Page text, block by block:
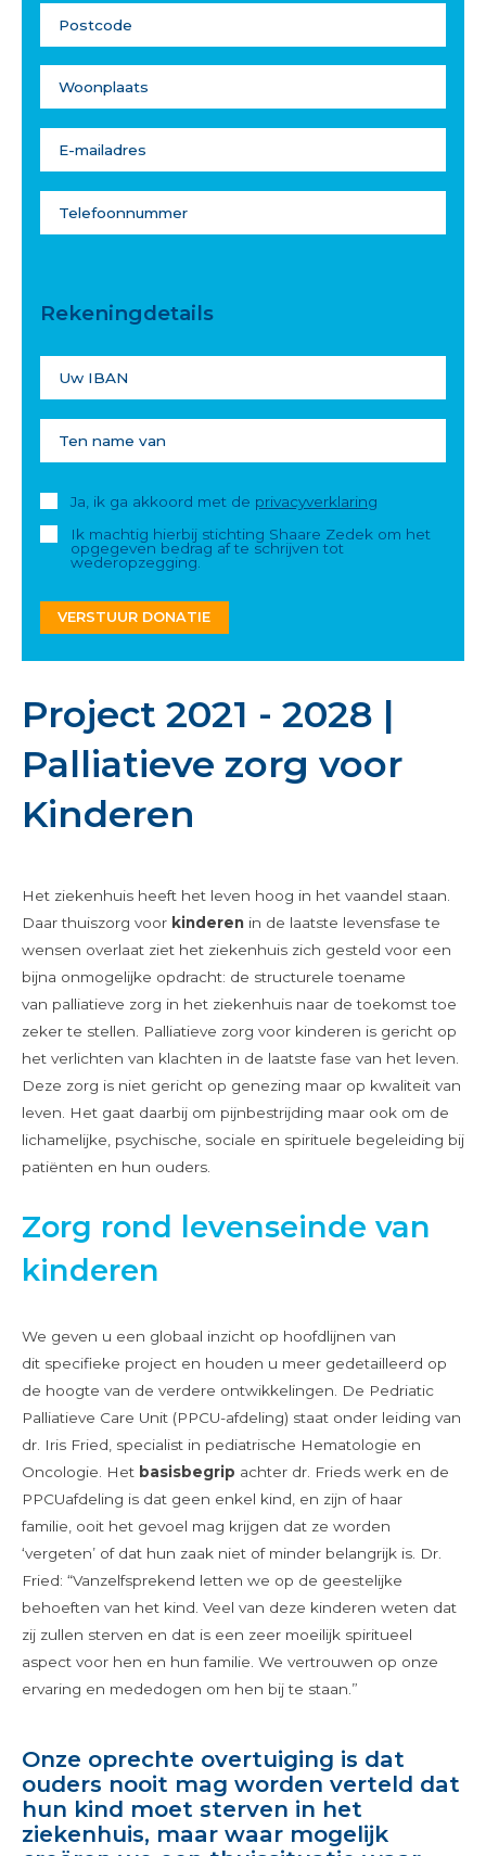
Rekeningdetails
Ja, ik ga akkoord met de privacyverklaring
Ik machtig hierbij stichting Shaare Zedek om het
opgegeven bedrag af te schrijven tot
wederopzegging.
VERSTUUR DONATIE
Project 2021 - 2028 |
Palliatieve zorg voor
Kinderen
Het ziekenhuis heeft het leven hoog in het vaandel staan.
Daar thuiszorg voor kinderen in de laatste levensfase te
wensen overlaat ziet het ziekenhuis zich gesteld voor een
bijna onmogelijke opdracht: de structurele toename
van palliatieve zorg in het ziekenhuis naar de toekomst toe
zeker te stellen. Palliatieve zorg voor kinderen is gericht op
het verlichten van klachten in de laatste fase van het leven.
Deze zorg is niet gericht op genezing maar op kwaliteit van
leven. Het gaat daarbij om pijnbestrijding maar ook om de
lichamelijke, psychische, sociale en spirituele begeleiding bij
patiënten en hun ouders.
Zorg rond levenseinde van
kinderen
We geven u een globaal inzicht op hoofdlijnen van
dit specifieke project en houden u meer gedetailleerd op
de hoogte van de verdere ontwikkelingen. De Pedriatic
Palliatieve Care Unit (PPCU-afdeling) staat onder leiding van
dr. Iris Fried, specialist in pediatrische Hematologie en
Oncologie. Het basisbegrip achter dr. Frieds werk en de
PPCUafdeling is dat geen enkel kind, en zijn of haar
familie, ooit het gevoel mag krijgen dat ze worden
‘vergeten’ of dat hun zaak niet of minder belangrijk is. Dr.
Fried: “Vanzelfsprekend letten we op de geestelijke
behoeften van het kind. Veel van deze kinderen weten dat
zij zullen sterven en dat is een zeer moeilijk spiritueel
aspect voor hen en hun familie. We vertrouwen op onze
ervaring en mededogen om hen bij te staan.”
Onze oprechte overtuiging is dat
ouders nooit mag worden verteld dat
hun kind moet sterven in het
ziekenhuis, maar waar mogelijk